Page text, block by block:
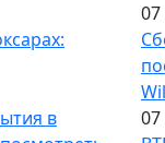
в
07
07